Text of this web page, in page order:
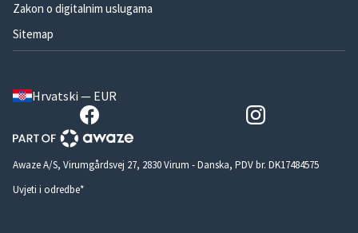
Zakon o digitalnim uslugama
Sitemap
Hrvatski — EUR
Awaze A/S, Virumgårdsvej 27, 2830 Virum - Danska, PDV br. DK17484575
Uvjeti i odredbe*